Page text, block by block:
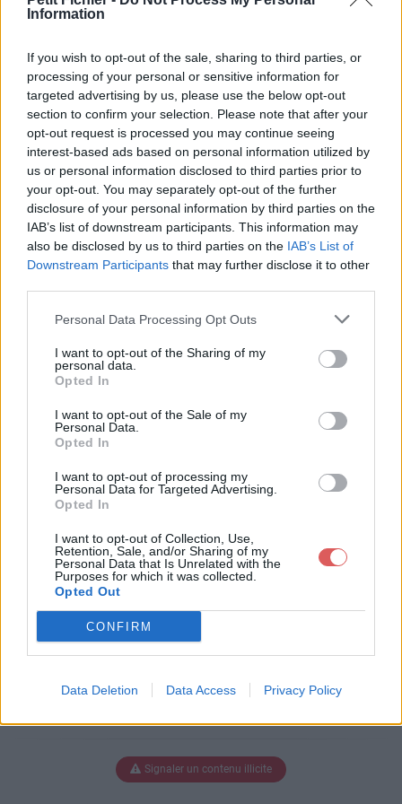
Information
If you wish to opt-out of the sale, sharing to third parties, or
processing of your personal or sensitive information for
targeted advertising by us, please use the below opt-out
section to confirm your selection. Please note that after your
opt-out request is processed you may continue seeing
interest-based ads based on personal information utilized by
us or personal information disclosed to third parties prior to
your opt-out. You may separately opt-out of the further
disclosure of your personal information by third parties on the
IAB’s list of downstream participants. This information may
also be disclosed by us to third parties on the IAB’s List of
Downstream Participants that may further disclose it to other
Personal Data Processing Opt Outs
I want to opt-out of the Sharing of my
personal data.
Opted In
I want to opt-out of the Sale of my
Personal Data.
Opted In
I want to opt-out of processing my
Personal Data for Targeted Advertising.
Opted In
I want to opt-out of Collection, Use,
Retention, Sale, and/or Sharing of my
Personal Data that Is Unrelated with the
Purposes for which it was collected.
Opted Out
CONFIRM
Data Deletion Data Access Privacy Policy
La présente page de téléchargement a été vue 1275 fois depuis
Page de téléchargement
https://www.petit-fichier.fr/2013/02/09/une-ou-deux-boules/
Copier
Partager le fichier
une_ou_deux_boules.mpg sur
le Web et les réseaux sociaux:
Télécharger le fichier une_ou_de
ux_boules.mpg
Télécharger une_ou_deux_boules.
mpg
Télécharger le fichier (4.8 Mo)
Signaler un contenu illicite